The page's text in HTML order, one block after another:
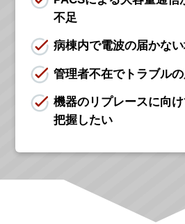
不足
病棟内で電波の届かな
管理者不在でトラブル
機器のリプレースに向
把握したい